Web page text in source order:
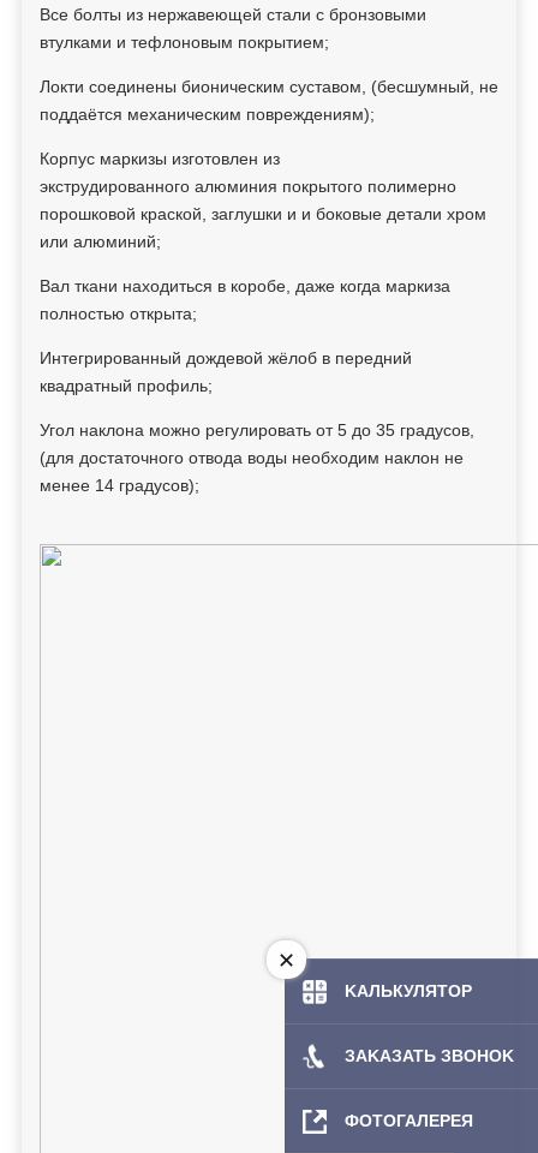
Все болты из нержавеющей стали с бронзовыми
втулками и тефлоновым покрытием;
Локти соединены бионическим суставом, (бесшумный, не
поддаётся механическим повреждениям);
Корпус маркизы изготовлен из
экструдированного алюминия покрытого полимерно
порошковой краской, заглушки и и боковые детали хром
или алюминий;
Вал ткани находиться в коробе, даже когда маркиза
полностью открыта;
Интегрированный дождевой жёлоб в передний
квадратный профиль;
Угол наклона можно регулировать от 5 до 35 градусов,
(для достаточного отвода воды необходим наклон не
менее 14 градусов);
KAЛЬКУЛЯТOP
ЗAKAЗATЬ ЗBOHOK
ФОТОГАЛЕРЕЯ